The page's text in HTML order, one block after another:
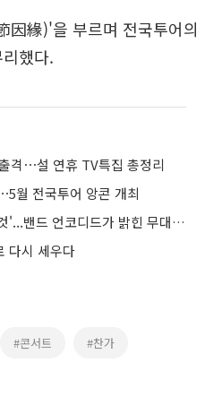
因緣)'을 부르며 전국투어의
했다.
격⋯설 연휴 TV특집 총정리
월 전국투어 앙콘 개최
이찬원 콘서트 비결은 '이것'...밴드 언코디드가 밝힌 무대 뒷이야기
다시 세우다
#콘서트 #찬가